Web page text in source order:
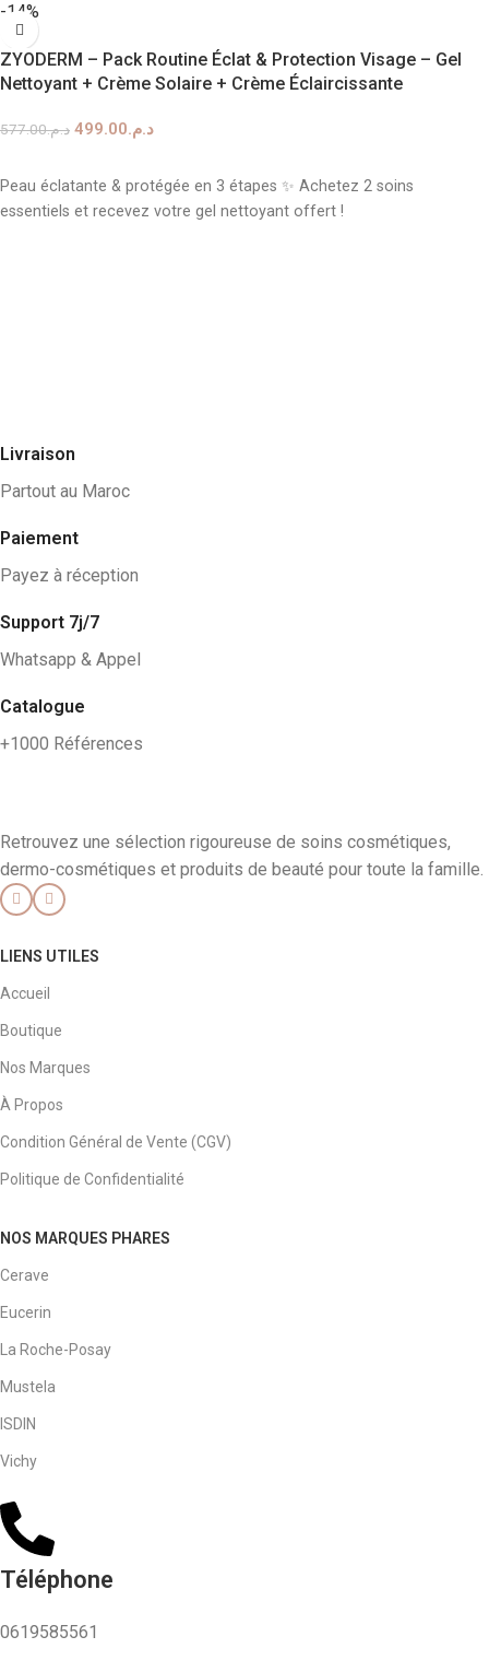
-14%
ZYODERM – Pack Routine Éclat & Protection Visage – Gel
Nettoyant + Crème Solaire + Crème Éclaircissante
د.م.577.00 د.م.499.00
Peau éclatante & protégée en 3 étapes ✨ Achetez 2 soins
essentiels et recevez votre gel nettoyant offert !
Livraison
Partout au Maroc
Paiement
Payez à réception
Support 7j/7
Whatsapp & Appel
Catalogue
+1000 Références
Retrouvez une sélection rigoureuse de soins cosmétiques,
dermo-cosmétiques et produits de beauté pour toute la famille.
LIENS UTILES
Accueil
Boutique
Nos Marques
À Propos
Condition Général de Vente (CGV)
Politique de Confidentialité
NOS MARQUES PHARES
Cerave
Eucerin
La Roche-Posay
Mustela
ISDIN
Vichy
Téléphone
0619585561